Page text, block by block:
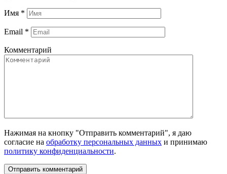
Имя *
Email *
Комментарий
Нажимая на кнопку "Отправить комментарий", я даю
согласие на обработку персональных данных и принимаю
политику конфиденциальности.